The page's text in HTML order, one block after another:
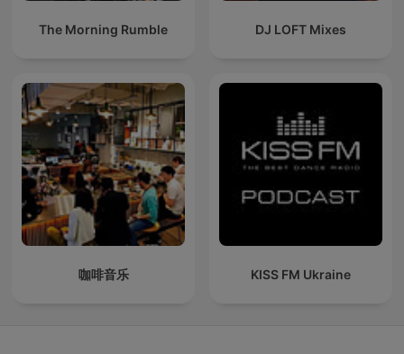
The Morning Rumble DJ LOFT Mixes
咖啡音乐 KISS FM Ukraine